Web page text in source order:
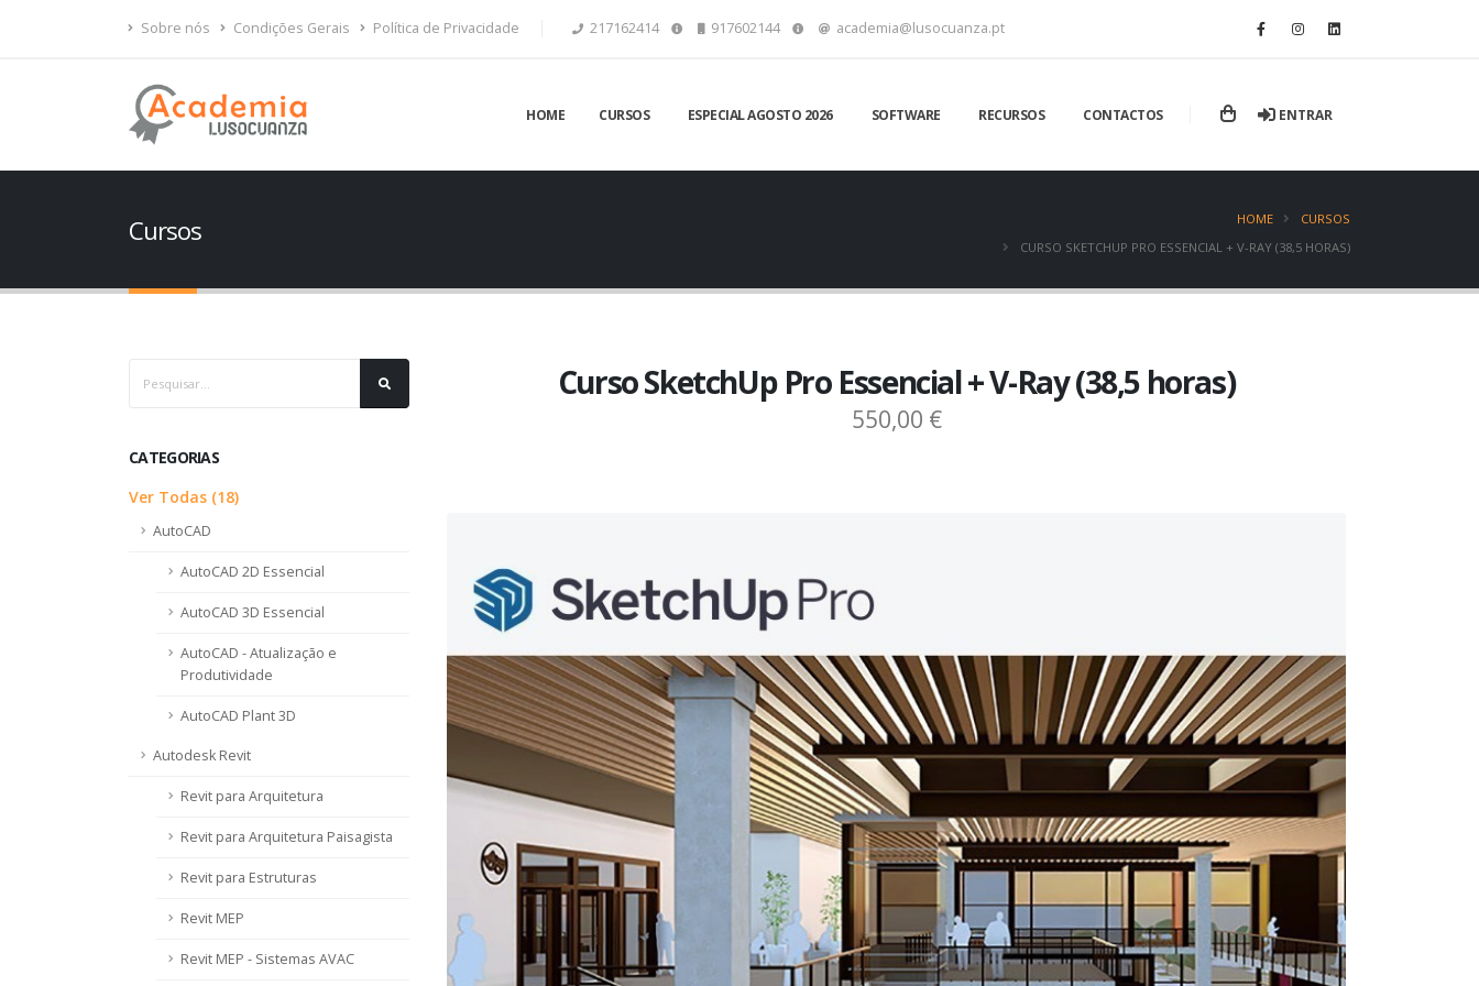
Sobre nós Condições Gerais Política de Privacidade 217162414 917602144 academia@lusocuanza.pt
HOME CURSOS ESPECIAL AGOSTO 2026 SOFTWARE RECURSOS CONTACTOS ENTRAR
Cursos HOME
CURSOS
CURSO SKETCHUP PRO ESSENCIAL + V-RAY (38,5 HORAS)
CATEGORIAS
Ver Todas (18)
AutoCAD
AutoCAD 2D Essencial
AutoCAD 3D Essencial
AutoCAD - Atualização e
Produtividade
AutoCAD Plant 3D
Autodesk Revit
Revit para Arquitetura
Revit para Arquitetura Paisagista
Revit para Estruturas
Revit MEP
Revit MEP - Sistemas AVAC
Curso SketchUp Pro Essencial + V-Ray (38,5 horas)
550,00 €